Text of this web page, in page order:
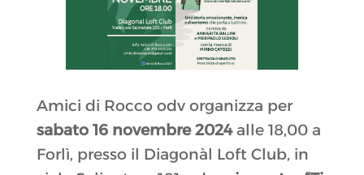
Amici di Rocco odv organizza per
sabato 16 novembre 2024alle 18,00 a
Forlì, presso il Diagonàl Loft Club, in